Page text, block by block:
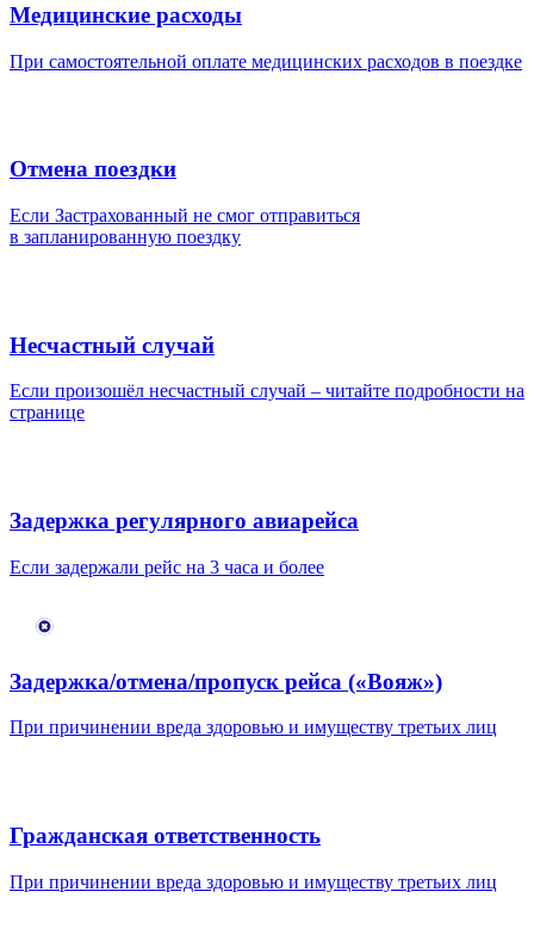
Медицинские расходы
При самостоятельной оплате медицинских расходов в поездке
Отмена поездки
Если Застрахованный не смог отправиться
в запланированную поездку
Несчастный случай
Если произошёл несчастный случай – читайте подробности на
странице
Задержка регулярного авиарейса
Если задержали рейс на 3 часа и более
Задержка/отмена/пропуск рейса («Вояж»)
При причинении вреда здоровью и имуществу третьих лиц
Гражданская ответственность
При причинении вреда здоровью и имуществу третьих лиц